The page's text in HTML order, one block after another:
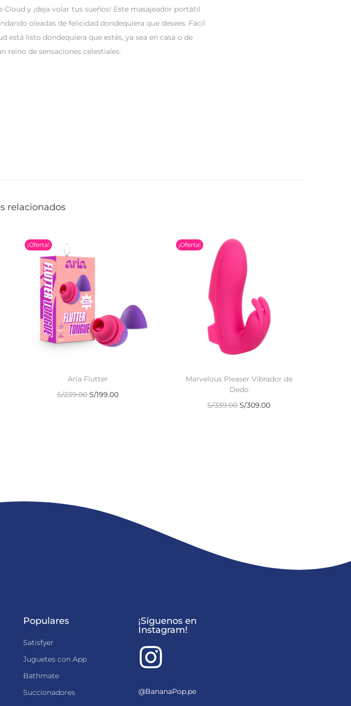
y ¡deja volar tus sueños! Este masajeador portátil
oleadas de felicidad dondequiera que desees. Fácil
listo dondequiera que estés, ya sea en casa o de
reino de sensaciones celestiales.
relacionados
¡Oferta!
Aria Flutter
S/239.00 S/199.00
¡Oferta!
Marvelous Pleaser Vibrador de
Dedo
S/339.00 S/309.00
Populares
Satisfyer
Juguetes con App
Bathmate
Succionadores
¡Síguenos en
Instagram!
@BananaPop.pe